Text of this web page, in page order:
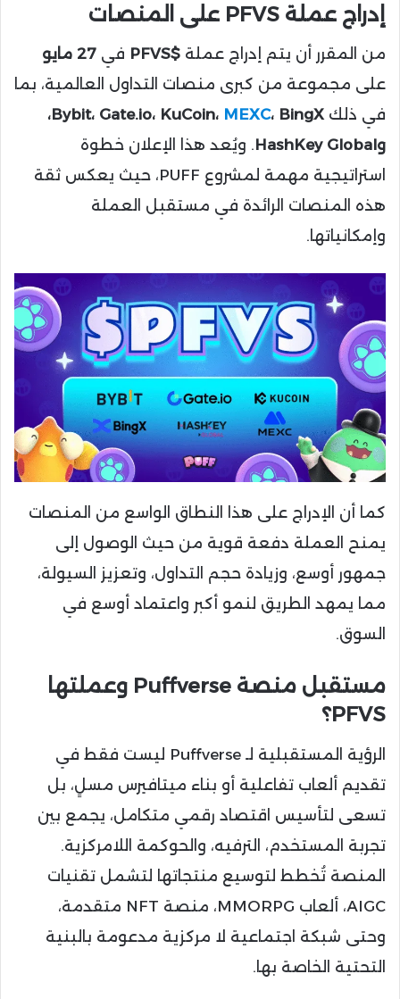
إدراج عملة PFVS على المنصات
من المقرر أن يتم إدراج عملة $PFVS في 27 مايو
على مجموعة من كبرى منصات التداول العالمية، بما
في ذلك
Bybit، Gate.io، KuCoin، MEXC
، BingX،
وHashKey Global
. ويُعد هذا الإعلان خطوة
استراتيجية مهمة لمشروع PUFF، حيث يعكس ثقة
هذه المنصات الرائدة في مستقبل العملة
وإمكانياتها.
كما أن الإدراج على هذا النطاق الواسع من المنصات
يمنح العملة دفعة قوية من حيث الوصول إلى
جمهور أوسع، وزيادة حجم التداول، وتعزيز السيولة،
مما يمهد الطريق لنمو أكبر واعتماد أوسع في
السوق.
مستقبل منصة Puffverse وعملتها
PFVS؟
الرؤية المستقبلية لـ Puffverse ليست فقط في
تقديم ألعاب تفاعلية أو بناء ميتافيرس مسلٍ، بل
تسعى لتأسيس اقتصاد رقمي متكامل، يجمع بين
تجربة المستخدم، الترفيه، والحوكمة اللامركزية.
المنصة تُخطط لتوسيع منتجاتها لتشمل تقنيات
AIGC، ألعاب MMORPG، منصة NFT متقدمة،
وحتى شبكة اجتماعية لا مركزية مدعومة بالبنية
التحتية الخاصة بها.